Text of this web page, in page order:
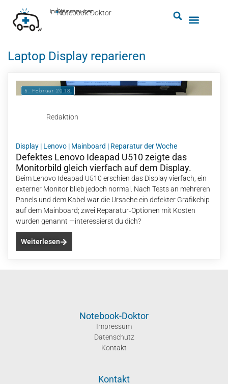
Notebook-Doktor
by
■
ipc-computer
Laptop Display reparieren
5. Februar 2018
Redaktion
Display | Lenovo | Mainboard | Reparatur der Woche
Defektes Lenovo Ideapad U510 zeigte das
Monitorbild gleich vierfach auf dem Display.
Beim Lenovo Ideapad U510 erschien das Display vierfach, ein
externer Monitor blieb jedoch normal. Nach Tests an mehreren
Panels und dem Kabel war die Ursache ein defekter Grafikchip
auf dem Mainboard; zwei Reparatur‑Optionen mit Kosten
wurden genannt —interessierst du dich?
Weiterlesen
Notebook-Doktor
Impressum
Datenschutz
Kontakt
Kontakt